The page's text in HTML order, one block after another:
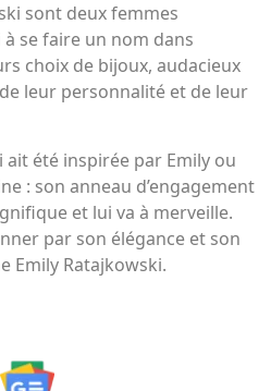
sont deux femmes
se faire un nom dans
choix de bijoux, audacieux
leur personnalité et de leur
ait été inspirée par Emily ou
: son anneau d’engagement
et lui va à merveille.
par son élégance et son
Emily Ratajkowski.